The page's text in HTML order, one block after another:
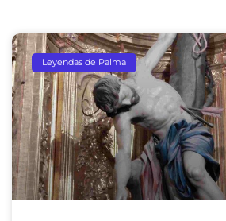
Leyendas de Palma